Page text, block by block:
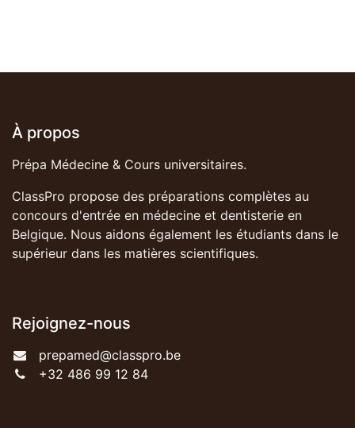
À propos
Prépa Médecine & Cours universitaires.
ClassPro propose des préparations complètes au
concours d'entrée en médecine et dentisterie en
Belgique. Nous aidons également les étudiants dans le
supérieur dans les matières scientifiques.
Rejoignez-nous
prepamed@classpro.be
+32 486 99 12 84